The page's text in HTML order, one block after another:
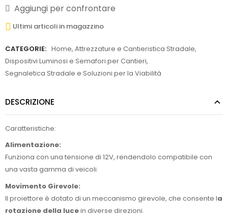
Aggiungi per confrontare
Ultimi articoli in magazzino
CATEGORIE: Home, Attrezzature e Cantieristica Stradale,
Dispositivi Luminosi e Semafori per Cantieri,
Segnaletica Stradale e Soluzioni per la Viabilità
DESCRIZIONE
Caratteristiche:
Alimentazione:
Funziona con una tensione di 12V, rendendolo compatibile con
una vasta gamma di veicoli.
Movimento Girevole:
Il proiettore è dotato di un meccanismo girevole, che consente la
rotazione della lucein diverse direzioni.